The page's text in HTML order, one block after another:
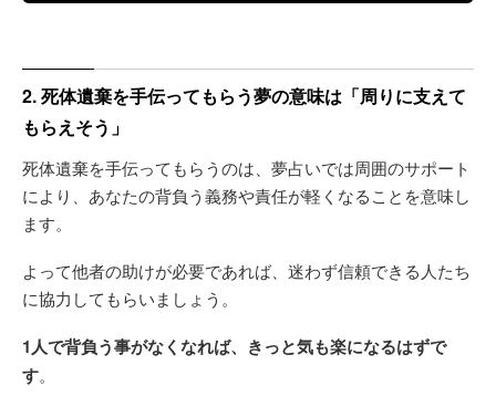
2. 死体遺棄を手伝ってもらう夢の意味は「周りに支えて
もらえそう」
死体遺棄を手伝ってもらうのは、夢占いでは周囲のサポート
により、あなたの背負う義務や責任が軽くなることを意味し
ます。
よって他者の助けが必要であれば、迷わず信頼できる人たち
に協力してもらいましょう。
1人で背負う事がなくなれば、きっと気も楽になるはずで
す。